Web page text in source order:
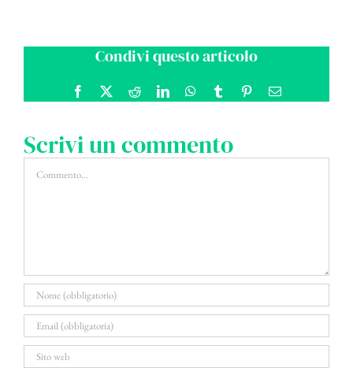
Condivi questo articolo
Facebook RedditLinkedInWhatsApp
Tumblr PinterestEmail
Scrivi un commento
Commento